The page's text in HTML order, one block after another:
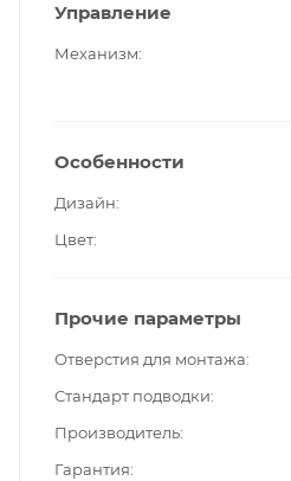
Управление
Механизм
Особенности
Дизайн
Цвет
Прочие параметры
Отверстия для монтажа
Стандарт подводки
Производитель
Гарантия